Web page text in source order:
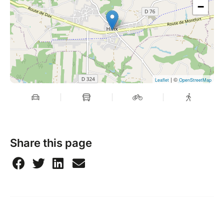
−
Leaflet | © OpenStreetMap
Share this page